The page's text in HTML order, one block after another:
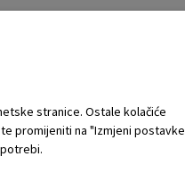
stranice. Ostale kolačiće
promijeniti na "Izmjeni postavke